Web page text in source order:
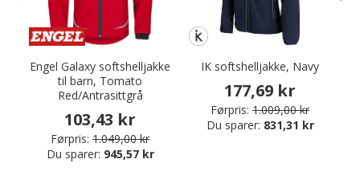
Engel Galaxy softshelljakke
til barn, Tomato
Red/Antrasittgrå
103,43 kr
Førpris: 1.049,00 kr
Du sparer: 945,57 kr
IK softshelljakke, Navy
177,69 kr
Førpris: 1.009,00 kr
Du sparer: 831,31 kr